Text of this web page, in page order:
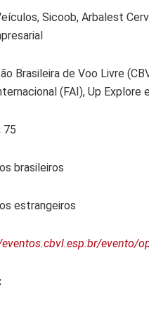
Sicoob, Arbalest
Brasileira de Voo Livre
(FAI), Up Explore
75
brasileiros
estrangeiros
evento/